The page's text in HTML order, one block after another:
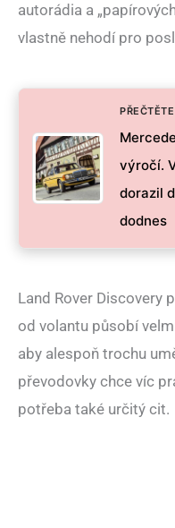
autorádia a
vlastně nehodí pro
výročí.
dorazil
dodnes
Land Rover Discovery
od volantu působí
aby alespoň trochu
převodovky chce víc
potřeba také určitý cit.